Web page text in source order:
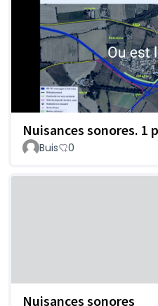
Nuisances sonores. 1
Buis
0
Nuisances sonores